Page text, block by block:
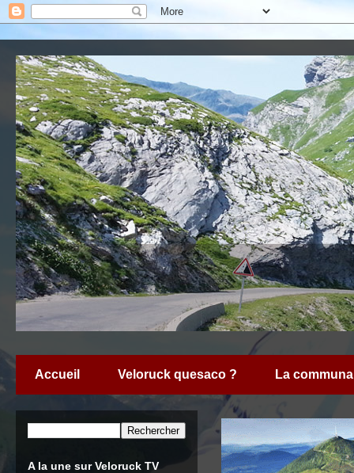
Accueil Veloruck quesaco ? La
A la une sur Veloruck TV